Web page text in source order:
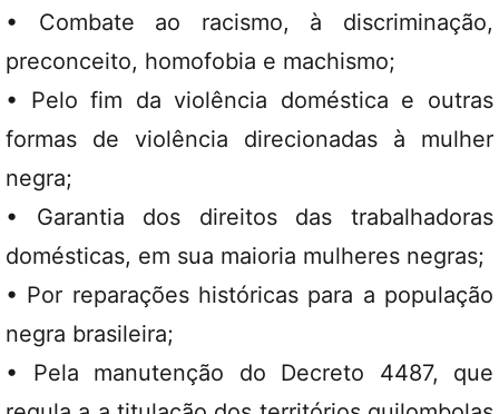
• Combate ao racismo, à discriminação,
preconceito, homofobia e machismo;
• Pelo fim da violência doméstica e outras
formas de violência direcionadas à mulher
negra;
• Garantia dos direitos das trabalhadoras
domésticas, em sua maioria mulheres negras;
• Por reparações históricas para a população
negra brasileira;
• Pela manutenção do Decreto 4487, que